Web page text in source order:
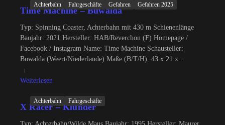
Achterbahn Fahrgeschäfte Gefahren Gefahren 2025
Time Machine – Buwalda
Typ: Spinning Coaster, Achterbahn mit 430 m Schienenlänge
Baujahr: 2021 Hersteller: HAB/Reverchon (F) Homepage /
Facebook / Instagram Name: Time Machine Schausteller:
Buwalda (Weert/Niederlande) Maße (B/T/H): 43 x 21 x...
Weiterlesen
Achterbahn Fahrgeschäfte
X Racer – Klünder